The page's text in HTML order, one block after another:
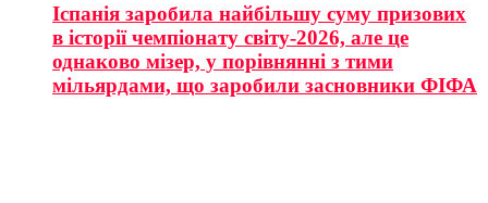
Іспанія заробила найбільшу суму призових
в історії чемпіонату світу-2026, але це
однаково мізер, у порівнянні з тими
мільярдами, що заробили засновники ФІФА